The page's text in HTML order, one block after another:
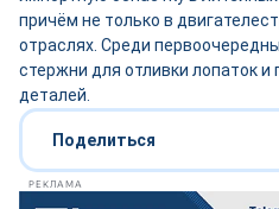
причём не только в
отраслях. Среди
стержни для отливки лопаток
деталей.
Поделиться
РЕКЛАМА